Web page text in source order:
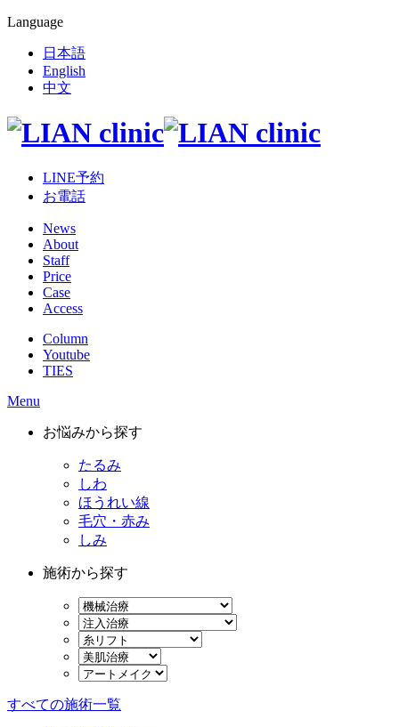
Language
日本語
English
中文
LINE予約
お電話
News
About
Staff
Price
Case
Access
Column
Youtube
TIES
Menu
お悩みから探す
たるみ
しわ
ほうれい線
毛穴・赤み
しみ
施術から探す
すべての施術一覧